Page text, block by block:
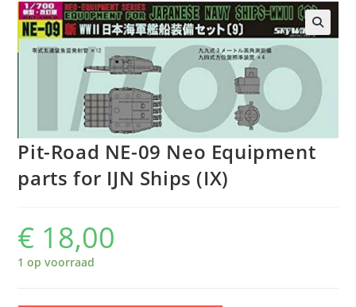
Pit-Road NE-09 Neo Equipment
parts for IJN Ships (IX)
€ 18,00
1 op voorraad